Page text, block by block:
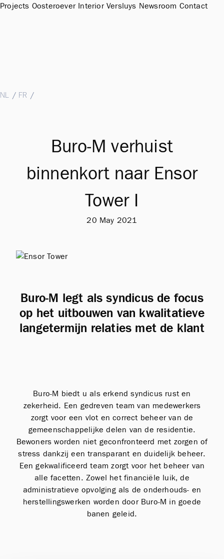
Projects Oosteroever Interior Versluys Newsroom Contact
NL / FR /
Buro-M verhuist
binnenkort naar Ensor
Tower I
20 May 2021
Buro-M legt als syndicus de focus
op het uitbouwen van kwalitatieve
langetermijn relaties met de klant
Buro-M biedt u als erkend syndicus rust en
zekerheid. Een gedreven team van medewerkers
zorgt voor een vlot en correct beheer van de
gemeenschappelijke delen van de residentie.
Bewoners worden niet geconfronteerd met zorgen of
stress dankzij een transparant en duidelijk beheer.
Een gekwalificeerd team zorgt voor het beheer van
alle facetten. Zowel het financiële luik, de
administratieve opvolging als de onderhouds- en
herstellingswerken worden door Buro-M in goede
banen geleid.